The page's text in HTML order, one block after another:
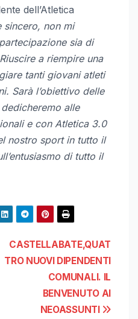
dell’Atletica
sincero, non mi
sia di
a riempire una
tanti giovani atleti
Sarà l’obiettivo delle
alle
e con Atletica 3.0
nostro sport in tutto il
di tutto il
CASTELLABATE,QUAT
TRO NUOVI DIPENDENTI
COMUNALI. IL
BENVENUTO AI
NEOASSUNTI